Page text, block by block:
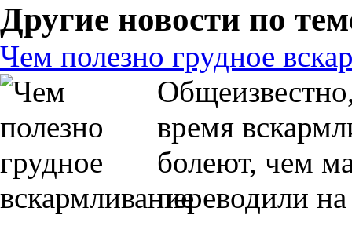
Другие новости по
Чем полезно грудное
время
болеют, чем
переводили